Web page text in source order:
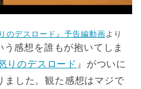
のデスロード』予告編動画 より
感想を誰もが抱いてしま
りのデスロード 』がついに
ました。観た感想はマジで